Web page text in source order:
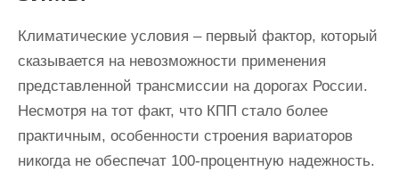
Климатические условия – первый фактор, который
сказывается на невозможности применения
представленной трансмиссии на дорогах России.
Несмотря на тот факт, что КПП стало более
практичным, особенности строения вариаторов
никогда не обеспечат 100-процентную надежность.